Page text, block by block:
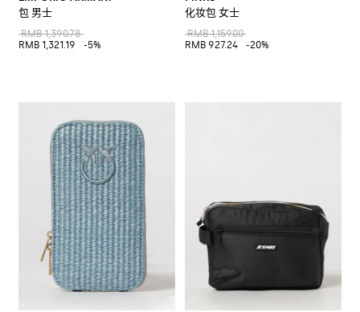
包 男士
RMB 1,390.78
RMB 1,321.19
-5%
化妆包 女士
RMB 1,159.00
RMB 927.24
-20%